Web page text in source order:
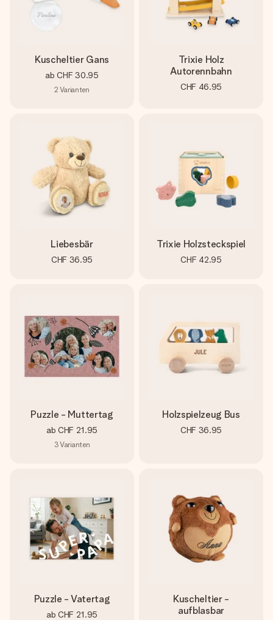
Kuscheltier Gans
ab CHF 30.95
2 Varianten
Trixie Holz
Autorennbahn
CHF 46.95
Liebesbär
CHF 36.95
Trixie Holzsteckspiel
CHF 42.95
Puzzle - Muttertag
ab CHF 21.95
3Varianten
Holzspielzeug Bus
CHF 36.95
Puzzle - Vatertag
ab CHF 21.95
Kuscheltier -
aufblasbar